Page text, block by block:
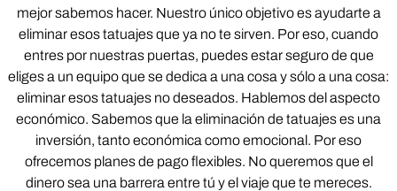
mejor sabemos hacer. Nuestro único objetivo es ayudarte a
eliminar esos tatuajes que ya no te sirven. Por eso, cuando
entres por nuestras puertas, puedes estar seguro de que
eliges a un equipo que se dedica a una cosa y sólo a una cosa:
eliminar esos tatuajes no deseados. Hablemos del aspecto
económico. Sabemos que la eliminación de tatuajes es una
inversión, tanto económica como emocional. Por eso
ofrecemos planes de pago flexibles. No queremos que el
dinero sea una barrera entre tú y el viaje que te mereces.